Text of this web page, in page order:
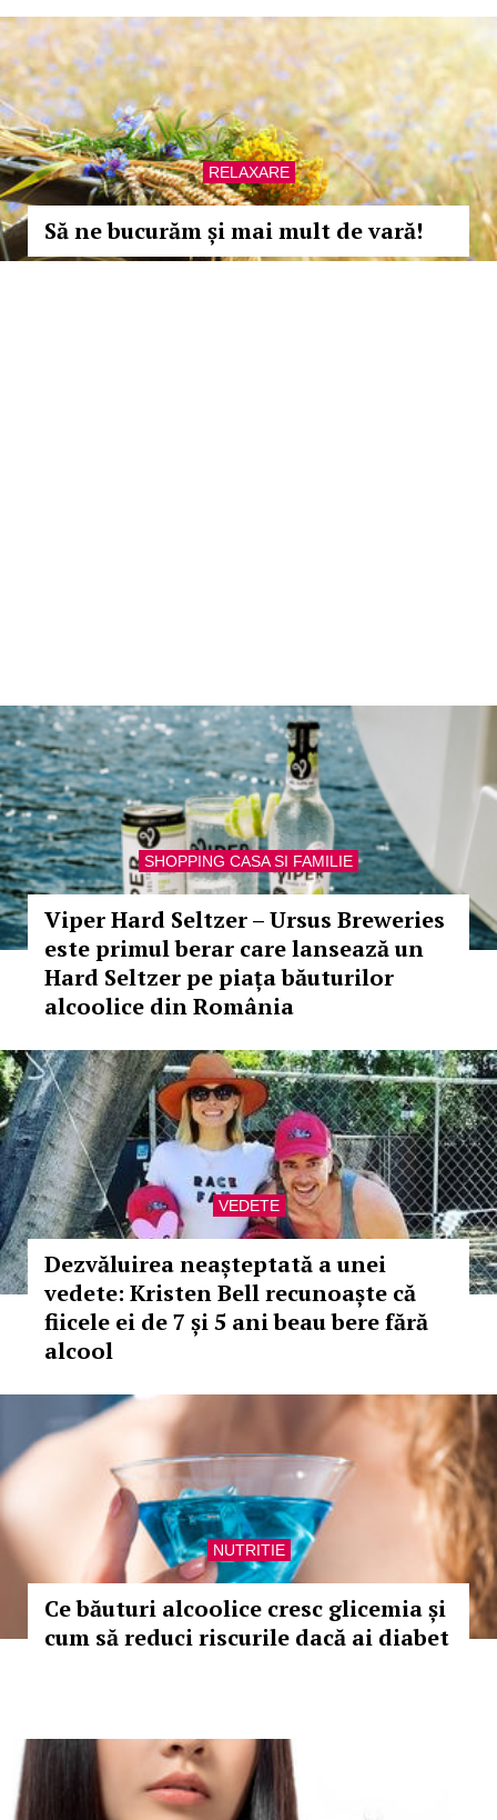
RELAXARE
Să ne bucurăm și mai mult de vară!
SHOPPING CASA SI FAMILIE
Viper Hard Seltzer – Ursus Breweries
este primul berar care lansează un
Hard Seltzer pe piața băuturilor
alcoolice din România
VEDETE
Dezvăluirea neașteptată a unei
vedete: Kristen Bell recunoaște că
fiicele ei de 7 și 5 ani beau bere fără
alcool
NUTRITIE
Ce băuturi alcoolice cresc glicemia și
cum să reduci riscurile dacă ai diabet